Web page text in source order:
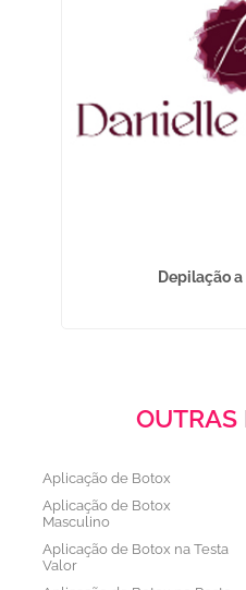
Depilação
OUTRAS
Aplicação de Botox
Aplicação de Botox
Masculino
Aplicação de Botox na Testa
Valor